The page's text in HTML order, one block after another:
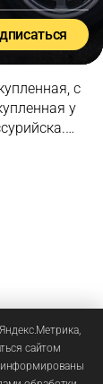
с
у
Да, в
первый
знать и
перед
был
сайтом